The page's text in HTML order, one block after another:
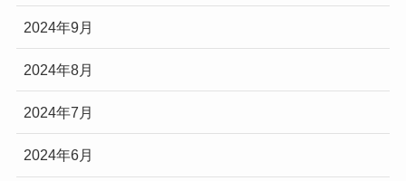
2024年9月
2024年8月
2024年7月
2024年6月